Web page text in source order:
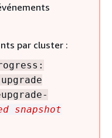
par cluster :
snapshot